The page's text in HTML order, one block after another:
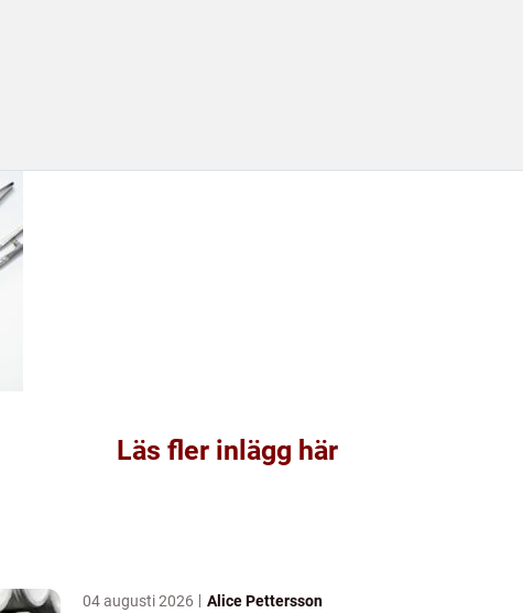
Läs fler inlägg här
04 augusti 2026 Alice Pettersson